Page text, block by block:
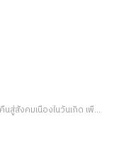
องทุนปรับปรุงห้องผ่าตัด โรงพยาบาลศิริราช